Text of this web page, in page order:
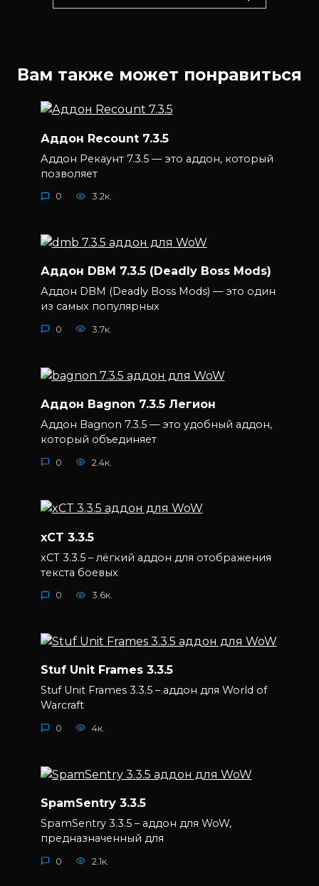
for:
Вам также может понравиться
Аддон Recount 7.3.5
Аддон Рекаунт 7.3.5 — это аддон, который
позволяет
0 3.2к.
Аддон DBM 7.3.5 (Deadly Boss Mods)
Аддон DBM (Deadly Boss Mods) — это один
из самых популярных
0 3.7к.
Аддон Bagnon 7.3.5 Легион
Аддон Bagnon 7.3.5 — это удобный аддон,
который объединяет
0 2.4к.
xCT 3.3.5
xCT 3.3.5 – лёгкий аддон для отображения
текста боевых
0 3.6к.
Stuf Unit Frames 3.3.5
Stuf Unit Frames 3.3.5 – аддон для World of
Warcraft
0 4к.
SpamSentry 3.3.5
SpamSentry 3.3.5 – аддон для WoW,
предназначенный для
0 2.1к.